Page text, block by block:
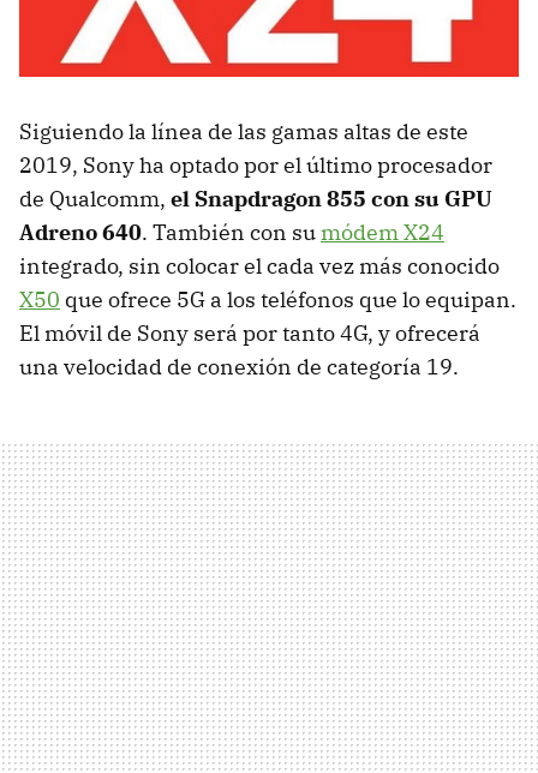
Siguiendo la línea de las gamas altas de este
2019, Sony ha optado por el último procesador
de Qualcomm, el Snapdragon 855 con su GPU
Adreno 640. También con su módem X24
integrado, sin colocar el cada vez más conocido
X50 que ofrece 5G a los teléfonos que lo equipan.
El móvil de Sony será por tanto 4G, y ofrecerá
una velocidad de conexión de categoría 19.